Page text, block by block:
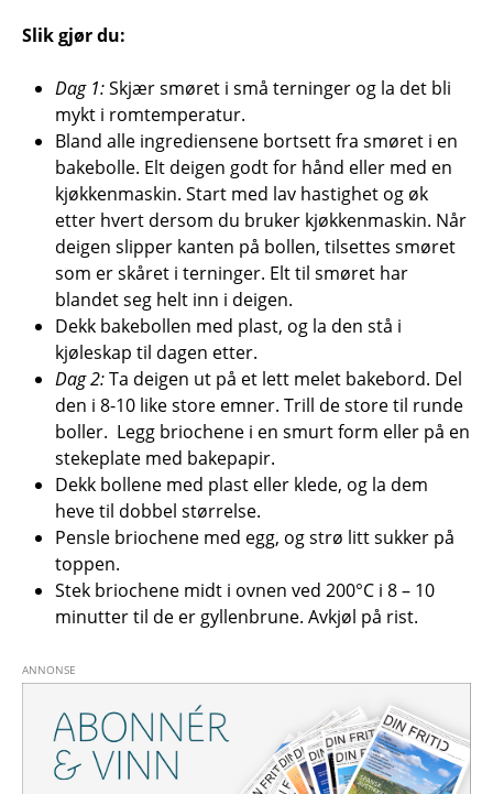
Slik gjør du:
Dag 1:Skjær smøret i små terninger og la det bli
mykt i romtemperatur.
Bland alle ingrediensene bortsett fra smøret i en
bakebolle. Elt deigen godt for hånd eller med en
kjøkkenmaskin. Start med lav hastighet og øk
etter hvert dersom du bruker kjøkkenmaskin. Når
deigen slipper kanten på bollen, tilsettes smøret
som er skåret i terninger. Elt til smøret har
blandet seg helt inn i deigen.
Dekk bakebollen med plast, og la den stå i
kjøleskap til dagen etter.
Dag 2:Ta deigen ut på et lett melet bakebord. Del
den i 8-10 like store emner. Trill de store til runde
boller. Legg briochene i en smurt form eller på en
stekeplate med bakepapir.
Dekk bollene med plast eller klede, og la dem
heve til dobbel størrelse.
Pensle briochene med egg, og strø litt sukker på
toppen.
Stek briochene midt i ovnen ved 200°C i 8 – 10
minutter til de er gyllenbrune. Avkjøl på rist.